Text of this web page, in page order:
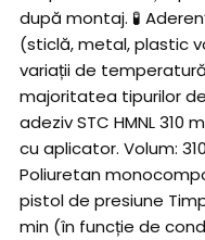
după montaj. 🧪
(sticlă, metal, plastic
variații de
majoritatea tipurilor
adeziv STC HMNL 310
cu aplicator. Volum:
Poliuretan
pistol de presiune
min (în funcție de